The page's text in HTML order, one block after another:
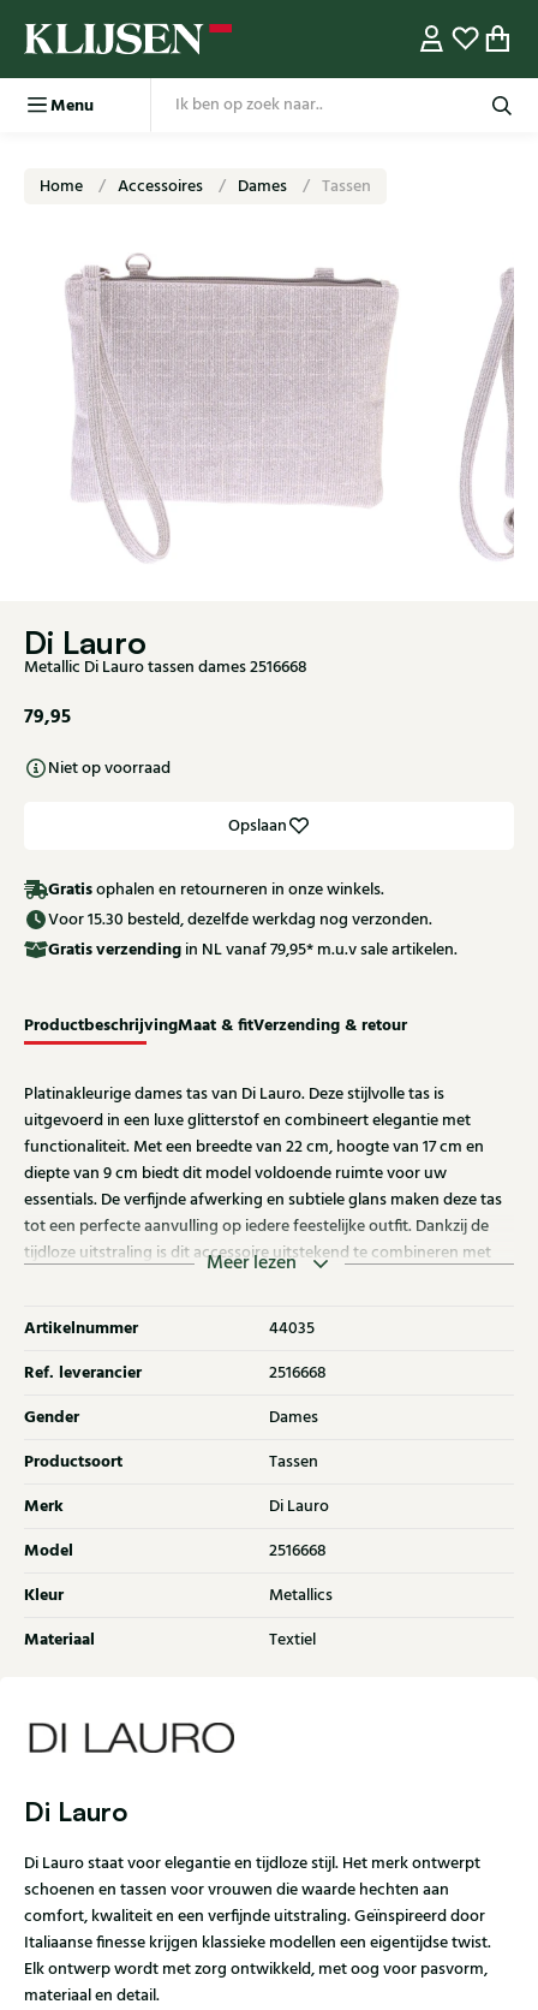
Menu
Home Accessoires Dames Tassen
Di Lauro
Metallic Di Lauro tassen dames 2516668
79,95
Niet op voorraad
Opslaan
Gratisophalen en retourneren in onze winkels.
Voor 15.30 besteld, dezelfde werkdag nog verzonden.
Gratisverzending in NL vanaf 79,95* m.u.v sale artikelen.
ProductbeschrijvingMaat & fitVerzending & retour
Platinakleurige dames tas van Di Lauro. Deze stijlvolle tas is
uitgevoerd in een luxe glitterstof en combineert elegantie met
functionaliteit. Met een breedte van 22 cm, hoogte van 17 cm en
diepte van 9 cm biedt dit model voldoende ruimte voor uw
essentials. De verfijnde afwerking en subtiele glans maken deze tas
tot een perfecte aanvulling op iedere feestelijke outfit. Dankzij de
tijdloze uitstraling is dit accessoire uitstekend te combineren met
Meer lezen
Artikelnummer 44035
Ref. leverancier 2516668
Gender Dames
Productsoort Tassen
Merk Di Lauro
Model 2516668
Kleur Metallics
Materiaal Textiel
Di Lauro
Di Lauro staat voor elegantie en tijdloze stijl. Het merk ontwerpt
schoenen en tassen voor vrouwen die waarde hechten aan
comfort, kwaliteit en een verfijnde uitstraling. Geïnspireerd door
Italiaanse finesse krijgen klassieke modellen een eigentijdse twist.
Elk ontwerp wordt met zorg ontwikkeld, met oog voor pasvorm,
materiaal en detail.